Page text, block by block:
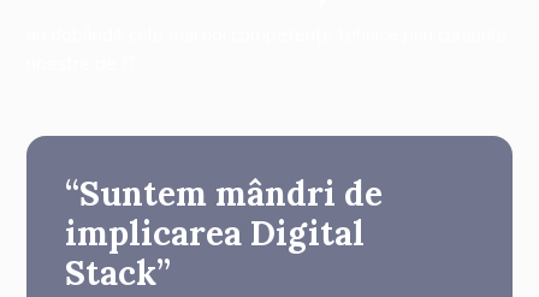
“Suntem mândri de
implicarea Digital
Stack”